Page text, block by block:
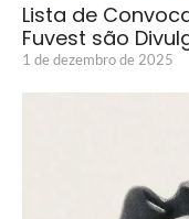
Lista de
Fuvest são
1 de dezembro de 2025